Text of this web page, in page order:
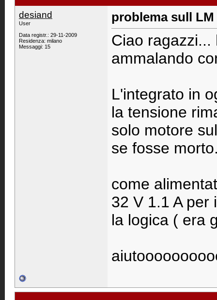
desiand
User
Data registr.: 29-11-2009
Residenza: milano
Messaggi: 15
problema sull LM
Ciao
ammalando
L'integrato in
la tensione
solo motore
se fosse
come
32 V 1.1 A per
la logica ( era